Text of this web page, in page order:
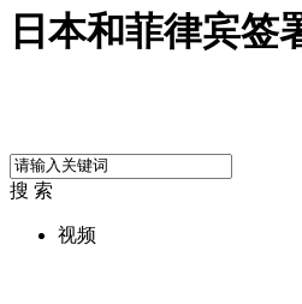
日本和菲律宾签
搜 索
视频